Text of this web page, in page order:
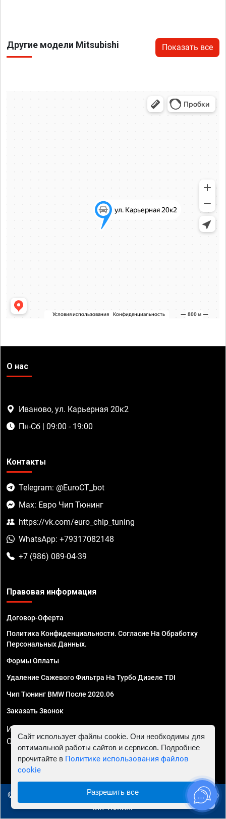
Другие модели Mitsubishi Показать все
О нас
Иваново, ул. Карьерная 20к2
Пн-Сб | 09:00 - 19:00
Контакты
Telegram: @EuroCT_bot
Max: Евро Чип Тюнинг
https://vk.com/euro_chip_tuning
WhatsApp: +79317082148
+7 (986) 089-04-39
Правовая информация
Договор-Оферта
Политика Конфиденциальности. Согласие На Обработку
Персональных Данных.
Формы Оплаты
Удаление Сажевого Фильтра На Турбо Дизеле TDI
Чип Тюнинг BMW После 2020.06
Заказать Звонок
ИП Смирнов Георгий Павлович. ИНН 781302555843,
ОГРНИП 324470400032610
© 2010 - 2026 Чип тюнинг в Иваново - Автосервис "Евро
Чип Тюнинг"
Сайт использует файлы cookie. Они необходимы для
оптимальной работы сайтов и сервисов. Подробнее
прочитайте в Политике использования файлов
cookie
Разрешить все